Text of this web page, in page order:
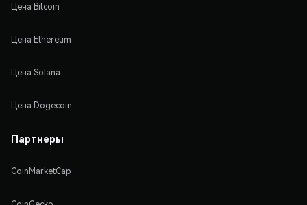
Цена Bitcoin
Цена Ethereum
Цена Solana
Цена Dogecoin
Партнеры
CoinMarketCap